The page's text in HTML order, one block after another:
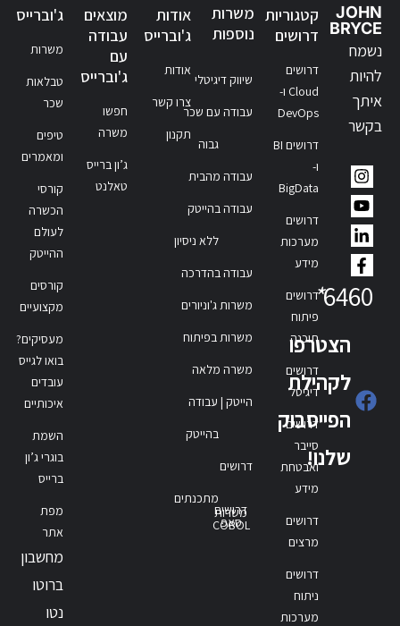
JOHN
BRYCE
נשמח
להיות
איתך
בקשר
6460
*
הצטרפו
לקהילת
הפייסבוק
שלנו!
קטגוריות
דרושים
דרושים
Cloud ו-
DevOps
דרושים BI
ו-
BigData
דרושים
מערכות
מידע
דרושים
פיתוח
תוכנה
דרושים
דיגיטל
דרושים
סייבר
ואבטחת
מידע
דרושים
מרצים
דרושים
ניתוח
מערכות
משרות
נוספות
שיווק דיגיטלי
עבודה עם שכר
גבוה
עבודה מהבית
עבודה בהייטק
ללא ניסיון
עבודה בהדרכה
משרות ג'וניורים
משרות בפיתוח
משרה מלאה
הייטק | עבודה
בהייטק
דרושים
מתכנתים
דרושים
סאפ
משרות
COBOL
אודות
ג'וברייס
אודות
צרו קשר
תקנון
מוצאים
עבודה
עם
ג'וברייס
חפשו
משרה
ג’ון ברייס
טאלנט
ג'וברייס
משרות
טבלאות
שכר
טיפים
ומאמרים
קורסי
הכשרה
לעולם
ההייטק
קורסים
מקצועיים
מעסיקים?
בואו לגייס
עובדים
איכותיים
השמת
בוגרי ג’ון
ברייס
מפת
אתר
מחשבון
ברוטו
נטו